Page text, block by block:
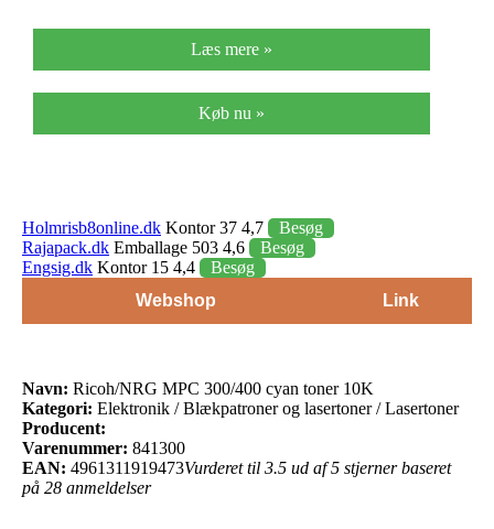
Læs mere »
Køb nu »
Holmrisb8online.dk Kontor 37 4,7
Besøg
Rajapack.dk Emballage 503 4,6
Besøg
Engsig.dk Kontor 15 4,4
Besøg
Webshop
Link
Navn: Ricoh/NRG MPC 300/400 cyan toner 10K
Kategori: Elektronik / Blækpatroner og lasertoner / Lasertoner
Producent:
Varenummer: 841300
EAN: 4961311919473Vurderet til 3.5 ud af 5 stjerner baseret
på 28 anmeldelser